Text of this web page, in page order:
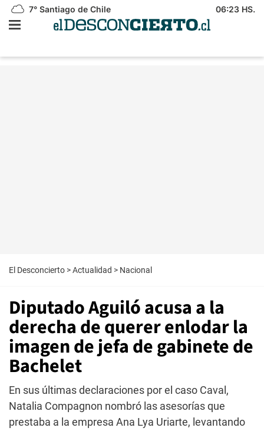
7° Santiago de Chile 06:23 HS.
El Desconcierto >Actualidad > Nacional
Diputado Aguiló acusa a la
derecha de querer enlodar la
imagen de jefa de gabinete de
Bachelet
En sus últimas declaraciones por el caso Caval,
Natalia Compagnon nombró las asesorías que
prestaba a la empresa Ana Lya Uriarte, levantando